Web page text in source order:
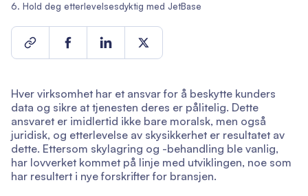
Hver virksomhet har et ansvar for å beskytte kunders
data og sikre at tjenesten deres er pålitelig. Dette
ansvaret er imidlertid ikke bare moralsk, men også
juridisk, og etterlevelse av skysikkerhet er resultatet av
dette. Ettersom skylagring og -behandling ble vanlig,
har lovverket kommet på linje med utviklingen, noe som
har resultert i nye forskrifter for bransjen.
Hold deg etterlevelsesdyktig med JetBase